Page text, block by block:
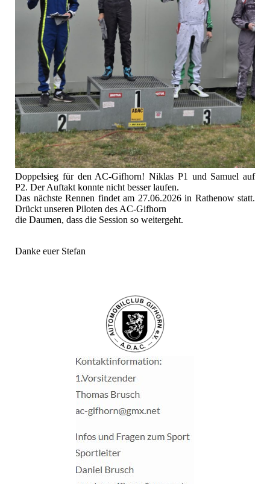
Doppelsieg für den AC-Gifhorn! Niklas P1 und Samuel auf
P2. Der Auftakt konnte nicht besser laufen.
Das nächste Rennen findet am 27.06.2026 in Rathenow statt.
Drückt unseren Piloten des AC-Gifhorn
die Daumen, dass die Session so weitergeht.
Danke euer Stefan